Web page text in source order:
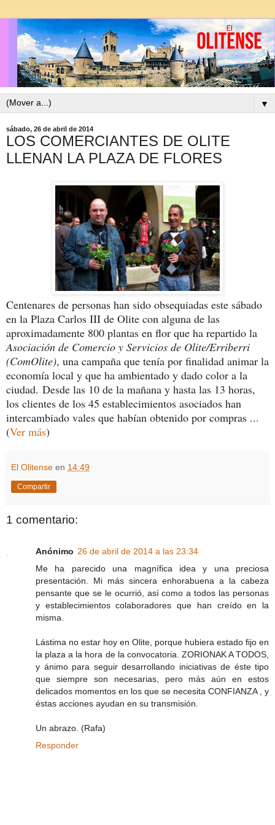
▼
sábado, 26 de abril de 2014
LOS COMERCIANTES DE OLITE
LLENAN LA PLAZA DE FLORES
Centenares de personas han sido obsequiadas este sábado
en la Plaza Carlos III de Olite con alguna de las
aproximadamente 800 plantas en flor que ha repartido la
Asociación de Comercio y Servicios de Olite/Erriberri
(ComOlite), una campaña que tenía por finalidad animar la
economía local y que ha ambientado y dado color a la
ciudad. Desde las 10 de la mañana y hasta las 13 horas,
los clientes de los 45 establecimientos asociados han
intercambiado vales que habían obtenido por compras ...
(Ver más)
El Olitense en 14:49
Compartir
1 comentario:
Anónimo 26 de abril de 2014 a las 23:34
Me ha parecido una magnífica idea y una preciosa
presentación. Mi más sincera enhorabuena a la cabeza
pensante que se le ocurrió, así como a todos las personas
y establecimientos colaboradores que han creído en la
misma.
Lástima no estar hoy en Olite, porque hubiera estado fijo en
la plaza a la hora de la convocatoria. ZORIONAK A TODOS,
y ánimo para seguir desarrollando iniciativas de éste tipo
que siempre son necesarias, pero más aún en estos
delicados momentos en los que se necesita CONFIANZA , y
éstas acciones ayudan en su transmisión.
Un abrazo. (Rafa)
Responder